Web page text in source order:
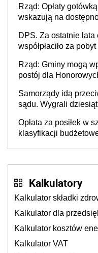
Rząd: Opłaty
wskazują na
DPS. Za ostatnie lata
współpłaciło za
Rząd: Gminy mogą
postój dla
Samorządy idą
sądu. Wygrali
Opłata za posiłek w
klasyfikacji
Kalkulatory
Kalkulator składki
Kalkulator dla
Kalkulator kosztów
Kalkulator VAT